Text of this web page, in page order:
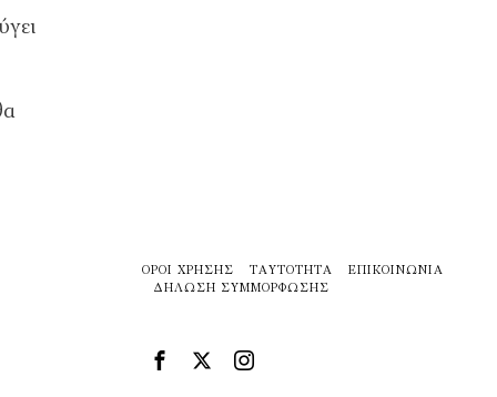
ΌΡΟΙ ΧΡΉΣΗΣ ΤΑΥΤΌΤΗΤΑ
ΕΠΙΚΟΙΝΩΝΊΑ
ΔΉΛΩΣΗ ΣΥΜΜΌΡΦΩΣΗΣ